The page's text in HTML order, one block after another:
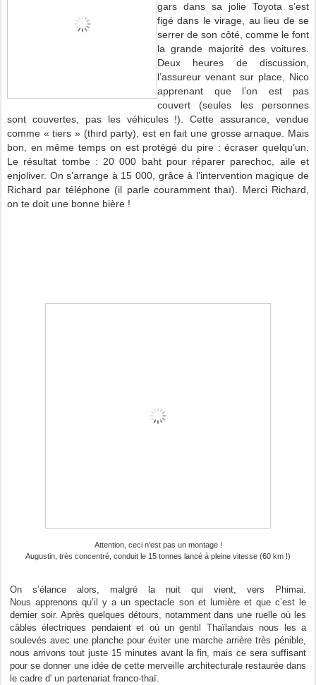
gars dans sa jolie Toyota s’est
figé dans le virage, au lieu de se
serrer de son côté, comme le font
la grande majorité des voitures.
Deux heures de discussion,
l’assureur venant sur place, Nico
apprenant que l’on est pas
couvert (seules les personnes
sont couvertes, pas les véhicules !). Cette assurance, vendue
comme « tiers » (third party), est en fait une grosse arnaque. Mais
bon, en même temps on est protégé du pire : écraser quelqu’un.
Le résultat tombe : 20 000 baht pour réparer parechoc, aile et
enjoliver. On s’arrange à 15 000, grâce à l’intervention magique de
Richard par téléphone (il parle couramment thaï). Merci Richard,
on te doit une bonne bière !
Attention, ceci n'est pas un montage !
Augustin, très concentré, conduit le 15 tonnes lancé à pleine vitesse (60 km !)
On s’élance alors, malgré la nuit qui vient, vers Phimai.
Nous apprenons qu’il y a un spectacle son et lumière et que c’est le
dernier soir. Après quelques détours, notamment dans une ruelle où les
câbles électriques pendaient et où un gentil Thaïlandais nous les a
soulevés avec une planche pour éviter une marche arrière très pénible,
nous arrivons tout juste 15 minutes avant la fin, mais ce sera suffisant
pour se donner une idée de cette merveille architecturale restaurée dans
le cadre d' un partenariat franco-thaï.